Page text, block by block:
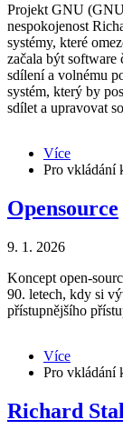
Projekt GNU
nespokojenost
systémy, které
začala být software
sdílení a volnému
systém, který by
sdílet a upravovat
Více
GNU
Richard
Stallman
Pro vkládání
Opensource
9. 1. 2026
Koncept open-
90. letech, kdy si
přístupnějšího
Více
Pro vkládání
Richard